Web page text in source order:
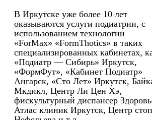
В Иркутске уже более 10 лет
оказываются услуги подиатрии, с
использованием технологии
«ForMax» «FormThotics» в таких
специализированных кабинетах,
«Подиатр — Сибирь» Иркутск,
«ФормФут», «Кабинет Подиатр»
Ангарск, «Сто Лет» Иркутск,
Мкдикл, Центр Ли Цен Хэ,
фискультурный диспансер
Атлас клиник Иркутск, Центр